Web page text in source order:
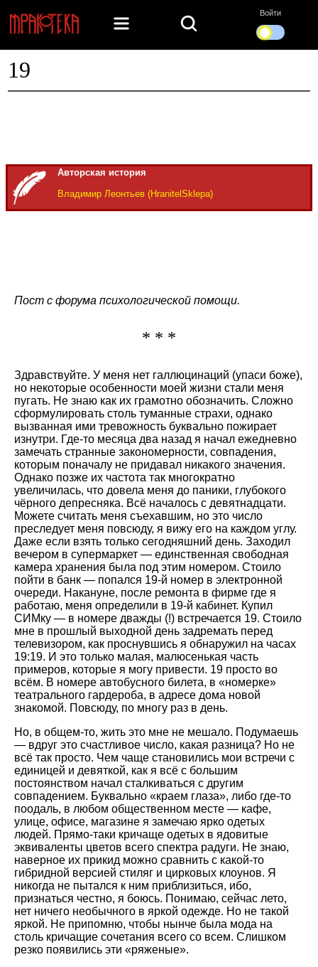
Войти
19
Авторская история
Владимир Леонтьев (HranitelSklepa)
Пост с форума психологической помощи.
* * *
Здравствуйте. У меня нет галлюцинаций (упаси боже),
но некоторые особенности моей жизни стали меня
пугать. Не знаю как их грамотно обозначить. Сложно
сформулировать столь туманные страхи, однако
вызванная ими тревожность буквально пожирает
изнутри. Где-то месяца два назад я начал ежедневно
замечать странные закономерности, совпадения,
которым поначалу не придавал никакого значения.
Однако позже их частота так многократно
увеличилась, что довела меня до паники, глубокого
чёрного депресняка. Всё началось с девятнадцати.
Можете считать меня съехавшим, но это число
преследует меня повсюду, я вижу его на каждом углу.
Даже если взять только сегодняшний день. Заходил
вечером в супермаркет — единственная свободная
камера хранения была под этим номером. Стоило
пойти в банк — попался 19-й номер в электронной
очереди. Накануне, после ремонта в фирме где я
работаю, меня определили в 19-й кабинет. Купил
СИМку — в номере дважды (!) встречается 19. Стоило
мне в прошлый выходной день задремать перед
телевизором, как проснувшись я обнаружил на часах
19:19. И это только малая, малюсенькая часть
примеров, которые я могу привести. 19 просто во
всём. В номере автобусного билета, в «номерке»
театрального гардероба, в адресе дома новой
знакомой. Повсюду, по многу раз в день.
Но, в общем-то, жить это мне не мешало. Подумаешь
— вдруг это счастливое число, какая разница? Но не
всё так просто. Чем чаще становились мои встречи с
единицей и девяткой, как я всё с большим
постоянством начал сталкиваться с другим
совпадением. Буквально «краем глаза», либо где-то
поодаль, в любом общественном месте — кафе,
улице, офисе, магазине я замечаю ярко одетых
людей. Прямо-таки кричаще одетых в ядовитые
эквиваленты цветов всего спектра радуги. Не знаю,
наверное их прикид можно сравнить с какой-то
гибридной версией стиляг и цирковых клоунов. Я
никогда не пытался к ним приблизиться, ибо,
признаться честно, я боюсь. Понимаю, сейчас лето,
нет ничего необычного в яркой одежде. Но не такой
яркой. Не припомню, чтобы нынче была мода на
столь кричащие сочетания всего со всем. Слишком
резко появились эти «ряженые».